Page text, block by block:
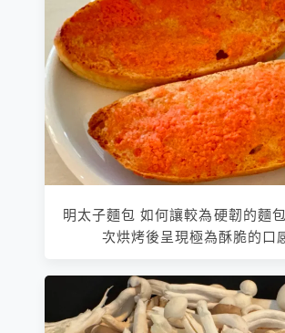
明太子麵包 如何讓較為硬韌的麵
次烘烤後呈現極為酥脆的口